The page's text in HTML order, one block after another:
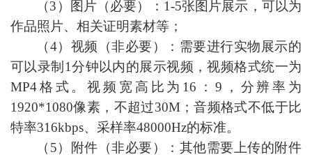
（3）图片（必要）：1-5张图片展示，可以为
作品照片、相关证明素材等；
（4）视频（非必要）：需要进行实物展示的
可以录制1分钟以内的展示视频，视频格式统一为
MP4格式。视频宽高比为16：9，分辨率为
1920*1080像素，不超过30M；音频格式不低于比
特率316kbps、采样率48000Hz的标准。
（5）附件（非必要）：其他需要上传的附件